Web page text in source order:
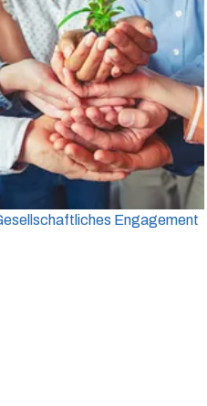
Engagement